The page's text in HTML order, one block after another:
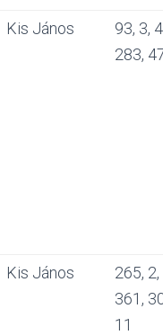
Kis János
93, 3,
283,
Kis János
265, 2,
361,
11